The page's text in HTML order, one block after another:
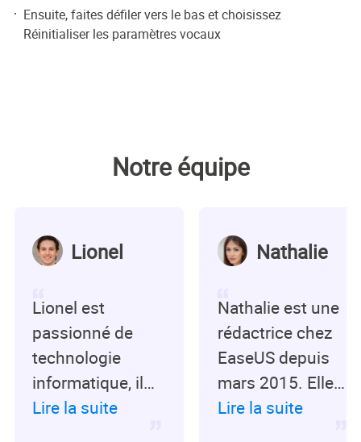
Ensuite, faites défiler vers le bas et choisissez
Réinitialiser les paramètres vocaux
Notre équipe
Lionel
Lionel est
passionné de
technologie
informatique, il
fait partie de
Lire la suite
Nathalie
Nathalie est une
rédactrice chez
EaseUS depuis
mars 2015. Elle
est passionée
Lire la suite